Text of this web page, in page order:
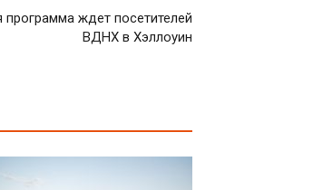
программа ждет посетителей
ВДНХ в Хэллоуин